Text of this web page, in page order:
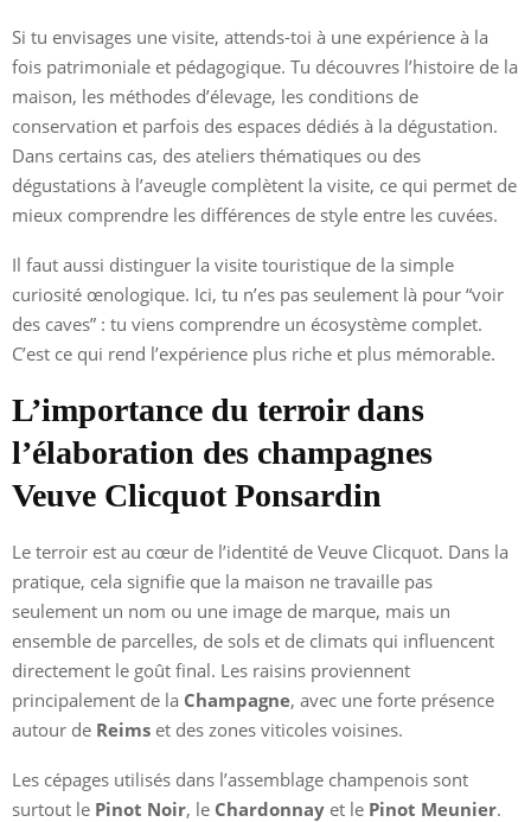
Si tu envisages une visite, attends-toi à une expérience à la
fois patrimoniale et pédagogique. Tu découvres l’histoire de la
maison, les méthodes d’élevage, les conditions de
conservation et parfois des espaces dédiés à la dégustation.
Dans certains cas, des ateliers thématiques ou des
dégustations à l’aveugle complètent la visite, ce qui permet de
mieux comprendre les différences de style entre les cuvées.
Il faut aussi distinguer la visite touristique de la simple
curiosité œnologique. Ici, tu n’es pas seulement là pour “voir
des caves” : tu viens comprendre un écosystème complet.
C’est ce qui rend l’expérience plus riche et plus mémorable.
L’importance du terroir dans
l’élaboration des champagnes
Veuve Clicquot Ponsardin
Le terroir est au cœur de l’identité de Veuve Clicquot. Dans la
pratique, cela signifie que la maison ne travaille pas
seulement un nom ou une image de marque, mais un
ensemble de parcelles, de sols et de climats qui influencent
directement le goût final. Les raisins proviennent
principalement de la Champagne, avec une forte présence
autour de Reims et des zones viticoles voisines.
Les cépages utilisés dans l’assemblage champenois sont
surtout le Pinot Noir, le Chardonnay et le Pinot Meunier.